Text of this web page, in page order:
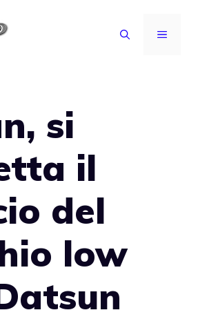
MENU
si
il
del
low